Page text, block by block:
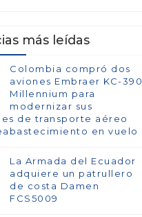
más leídas
Colombia compró dos
aviones Embraer KC-390
Millennium para
modernizar sus
de transporte aéreo
en vuelo
La Armada del Ecuador
adquiere un patrullero
de costa Damen
FCS5009